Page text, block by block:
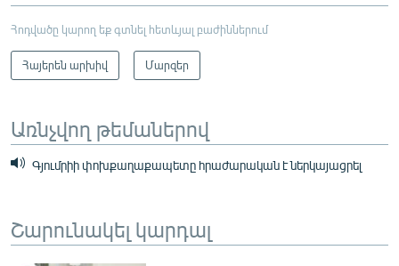
Հոդվածը կարող եք գտնել հետևյալ բաժիններում
Հայերեն արխիվ Մարզեր
Առնչվող թեմաներով
Գյումրիի փոխքաղաքապետը հրաժարական է ներկայացրել
Շարունակել կարդալ